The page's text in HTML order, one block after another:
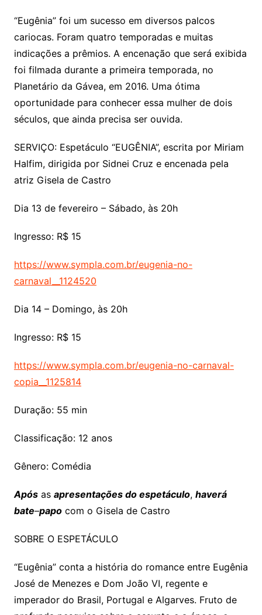
“Eugênia” foi um sucesso em diversos palcos
cariocas. Foram quatro temporadas e muitas
indicações a prêmios. A encenação que será exibida
foi filmada durante a primeira temporada, no
Planetário da Gávea, em 2016. Uma ótima
oportunidade para conhecer essa mulher de dois
séculos, que ainda precisa ser ouvida.
SERVIÇO: Espetáculo “EUGÊNIA”, escrita por Miriam
Halfim, dirigida por Sidnei Cruz e encenada pela
atriz Gisela de Castro
Dia 13 de fevereiro – Sábado, às 20h
Ingresso: R$ 15
https://www.sympla.com.br/eugenia-no-
carnaval__1124520
Dia 14 – Domingo, às 20h
Ingresso: R$ 15
https://www.sympla.com.br/eugenia-no-carnaval-
copia__1125814
Duração: 55 min
Classificação: 12 anos
Gênero: Comédia
Apósas apresentações do espetáculo, haverá
bate–papocom o Gisela de Castro
SOBRE O ESPETÁCULO
“Eugênia” conta a história do romance entre Eugênia
José de Menezes e Dom João VI, regente e
imperador do Brasil, Portugal e Algarves. Fruto de